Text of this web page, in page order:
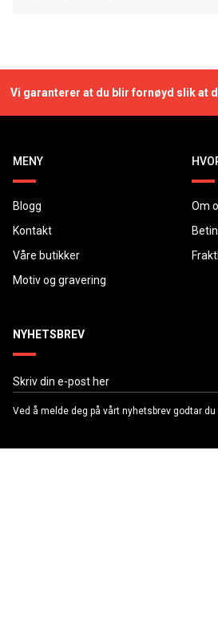
Vi garanterer at du blir fornøyd slik at
MENY
Blogg
Kontakt
Våre butikker
Motiv og gravering
Om
NYHETSBREV
Ved å melde deg på vårt nyhetsbrev godtar du